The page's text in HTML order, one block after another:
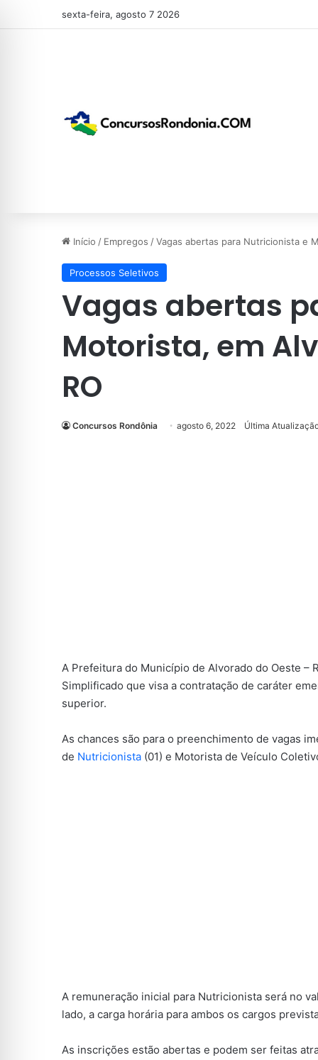
sexta-feira, agosto 7 2026
Início / Empregos /Vagas abertas para Nutricionista e
Processos Seletivos
Vagas abertas
Motorista, em
RO
Concursos Rondônia agosto 6, 2022 Última
A Prefeitura do Município de Alvorado do Oeste –
Simplificado que visa a contratação de caráter
superior.
As chances são para o preenchimento de vagas
de Nutricionista (01) e Motorista de Veículo
A remuneração inicial para Nutricionista será no
lado, a carga horária para ambos os cargos
As inscrições estão abertas e podem ser feitas